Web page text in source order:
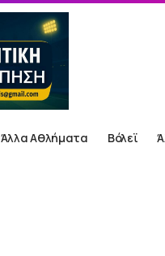
Άλλα Αθλήματα Βόλεϊ